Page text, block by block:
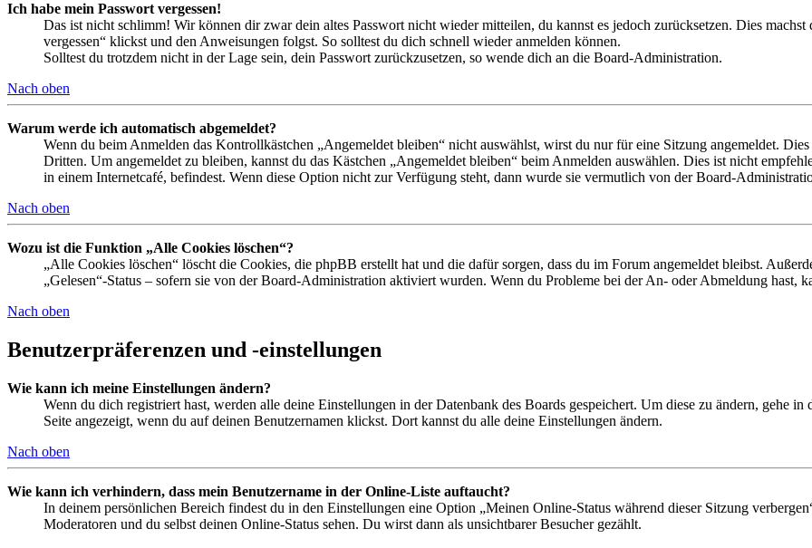
Ich habe mein Passwort vergessen!
Das ist nicht schlimm! Wir können dir zwar dein altes Passwort nicht wieder mitteilen, du kannst es jedoch zurücksetzen. Dies
vergessen“ klickst und den Anweisungen folgst. So solltest du dich schnell wieder anmelden können.
Solltest du trotzdem nicht in der Lage sein, dein Passwort zurückzusetzen, so wende dich an die Board-Administration.
Nach oben
Warum werde ich automatisch abgemeldet?
Wenn du beim Anmelden das Kontrollkästchen „Angemeldet bleiben“ nicht auswählst, wirst du nur für eine Sitzung angemeldet.
Dritten. Um angemeldet zu bleiben, kannst du das Kästchen „Angemeldet bleiben“ beim Anmelden auswählen. Dies ist nicht
in einem Internetcafé, befindest. Wenn diese Option nicht zur Verfügung steht, dann wurde sie vermutlich von der Board-
Nach oben
Wozu ist die Funktion „Alle Cookies löschen“?
„Alle Cookies löschen“ löscht die Cookies, die phpBB erstellt hat und die dafür sorgen, dass du im Forum angemeldet bleibst.
„Gelesen“-Status – sofern sie von der Board-Administration aktiviert wurden. Wenn du Probleme bei der An- oder Abmeldung hast,
Nach oben
Benutzerpräferenzen und -einstellungen
Wie kann ich meine Einstellungen ändern?
Wenn du dich registriert hast, werden alle deine Einstellungen in der Datenbank des Boards gespeichert. Um diese zu ändern, gehe
Seite angezeigt, wenn du auf deinen Benutzernamen klickst. Dort kannst du alle deine Einstellungen ändern.
Nach oben
Wie kann ich verhindern, dass mein Benutzername in der Online-Liste auftaucht?
In deinem persönlichen Bereich findest du in den Einstellungen eine Option „Meinen Online-Status während dieser Sitzung
Moderatoren und du selbst deinen Online-Status sehen. Du wirst dann als unsichtbarer Besucher gezählt.